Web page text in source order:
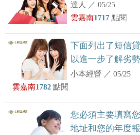
達人 ／05/25
雲嘉南1717點閱
下面列出了短信
以進一步了解劣
小本經營 ／05/25
雲嘉南1782 點閱
您必須主要填寫
地址和您的年度